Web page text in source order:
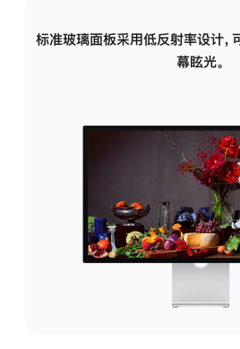
标准玻璃面板采用低反射率设计，
幕眩光。